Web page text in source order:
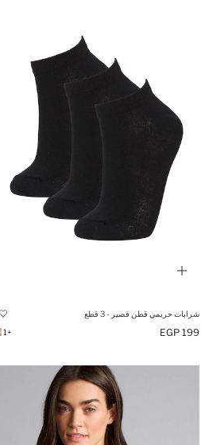
شرابات حريمي قطن قصير - 3 قطع
199 EGP
+1